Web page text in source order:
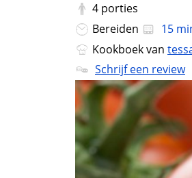
4 porties
Bereiden
15
Kookboek van
Schrijf een review